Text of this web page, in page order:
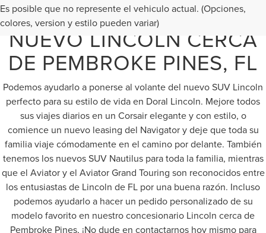
Es posible que no represente el vehiculo actual. (Opciones,
colores, version y estilo pueden variar)
COMPRE O ARRIENDE UN
NUEVO LINCOLN CERCA
DE PEMBROKE PINES, FL
Podemos ayudarlo a ponerse al volante del nuevo SUV Lincoln
perfecto para su estilo de vida en Doral Lincoln. Mejore todos
sus viajes diarios en un Corsair elegante y con estilo, o
comience un nuevo leasing del Navigator y deje que toda su
familia viaje cómodamente en el camino por delante. También
tenemos los nuevos SUV Nautilus para toda la familia, mientras
que el Aviator y el Aviator Grand Touring son reconocidos entre
los entusiastas de Lincoln de FL por una buena razón. Incluso
podemos ayudarlo a hacer un pedido personalizado de su
modelo favorito en nuestro concesionario Lincoln cerca de
Pembroke Pines, ¡No dude en contactarnos hoy mismo para